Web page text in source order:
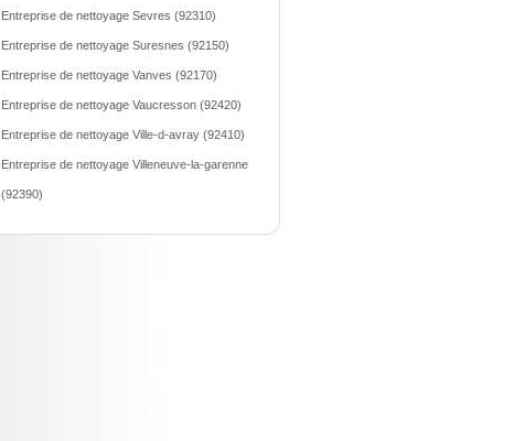
Entreprise de nettoyage Sevres (92310)
Entreprise de nettoyage Suresnes (92150)
Entreprise de nettoyage Vanves (92170)
Entreprise de nettoyage Vaucresson (92420)
Entreprise de nettoyage Ville-d-avray (92410)
Entreprise de nettoyage Villeneuve-la-garenne
(92390)